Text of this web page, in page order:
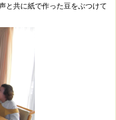
と共に紙で作った豆をぶつけて